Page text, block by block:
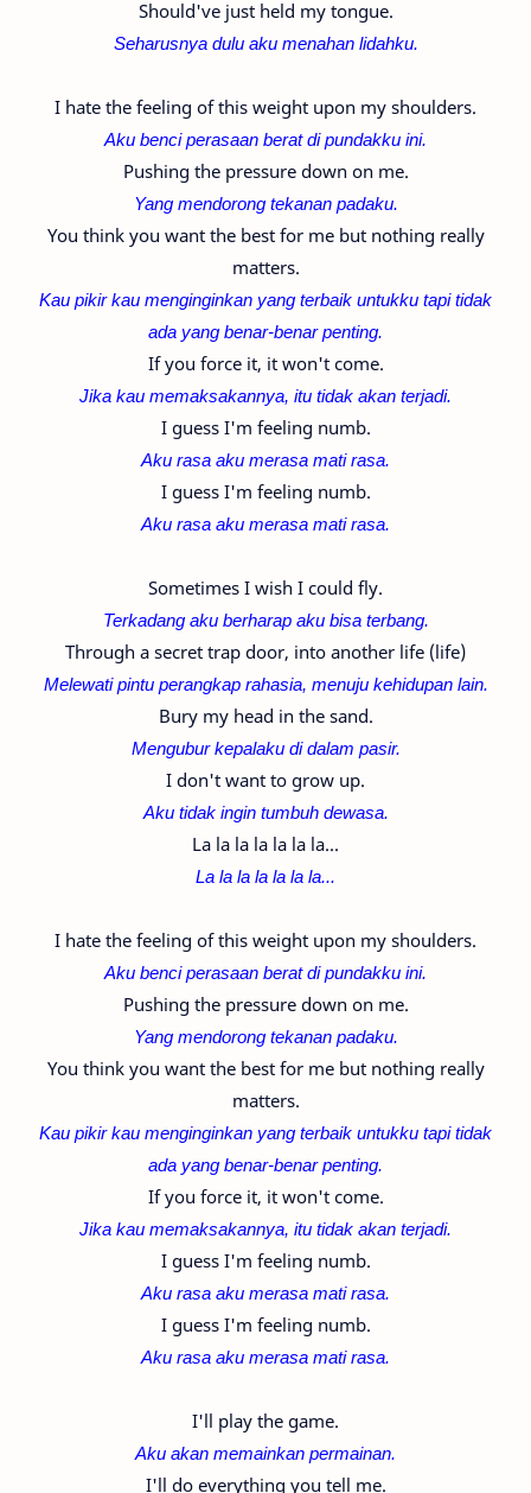
Should've just held my tongue.
Seharusnya dulu aku menahan lidahku.
I hate the feeling of this weight upon my shoulders.
Aku benci perasaan berat di pundakku ini.
Pushing the pressure down on me.
Yang mendorong tekanan padaku.
You think you want the best for me but nothing really
matters.
Kau pikir kau menginginkan yang terbaik untukku tapi tidak
ada yang benar-benar penting.
If you force it, it won't come.
Jika kau memaksakannya, itu tidak akan terjadi.
I guess I'm feeling numb.
Aku rasa aku merasa mati rasa.
I guess I'm feeling numb.
Aku rasa aku merasa mati rasa.
Sometimes I wish I could fly.
Terkadang aku berharap aku bisa terbang.
Through a secret trap door, into another life (life)
Melewati pintu perangkap rahasia, menuju kehidupan lain.
Bury my head in the sand.
Mengubur kepalaku di dalam pasir.
I don't want to grow up.
Aku tidak ingin tumbuh dewasa.
La la la la la la la...
La la la la la la la...
I hate the feeling of this weight upon my shoulders.
Aku benci perasaan berat di pundakku ini.
Pushing the pressure down on me.
Yang mendorong tekanan padaku.
You think you want the best for me but nothing really
matters.
Kau pikir kau menginginkan yang terbaik untukku tapi tidak
ada yang benar-benar penting.
If you force it, it won't come.
Jika kau memaksakannya, itu tidak akan terjadi.
I guess I'm feeling numb.
Aku rasa aku merasa mati rasa.
I guess I'm feeling numb.
Aku rasa aku merasa mati rasa.
I'll play the game.
Aku akan memainkan permainan.
I'll do everything you tell me.